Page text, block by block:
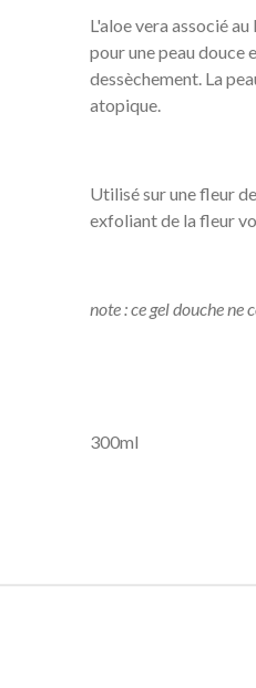
L'aloe vera associé
pour une peau douce
dessèchement. La
atopique.
Utilisé sur une fleur
exfoliant de la fleur
note : ce gel douche ne
300ml